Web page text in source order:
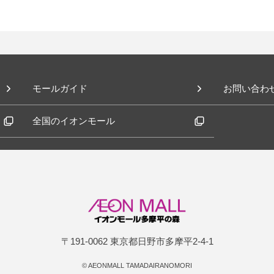
モールガイド お問い合わ
全国のイオンモール
〒191-0062 東京都日野市多摩平2-4-1
©AEONMALL TAMADAIRANOMORI